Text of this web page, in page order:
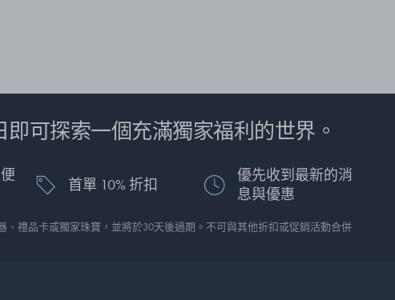
可探索一個充滿獨家福利的世界。
首單 10% 折扣
優先收到最新的消
息與優惠
、禮品卡或獨家珠寶，並將於30天後過期。不可與其他折扣或促銷活動合併